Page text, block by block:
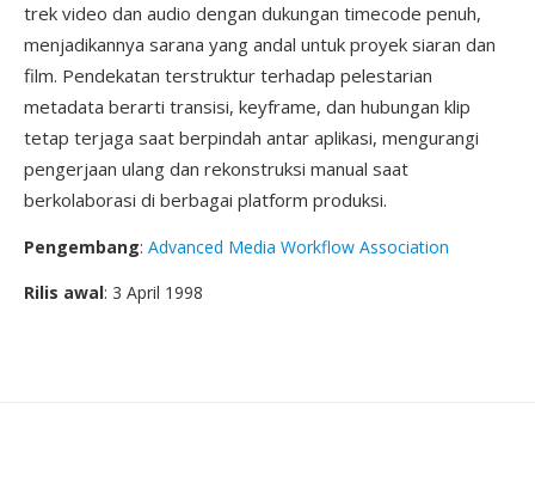
trek video dan audio dengan dukungan timecode penuh,
menjadikannya sarana yang andal untuk proyek siaran dan
film. Pendekatan terstruktur terhadap pelestarian
metadata berarti transisi, keyframe, dan hubungan klip
tetap terjaga saat berpindah antar aplikasi, mengurangi
pengerjaan ulang dan rekonstruksi manual saat
berkolaborasi di berbagai platform produksi.
Pengembang: Advanced Media Workflow Association
Rilis awal: 3 April 1998